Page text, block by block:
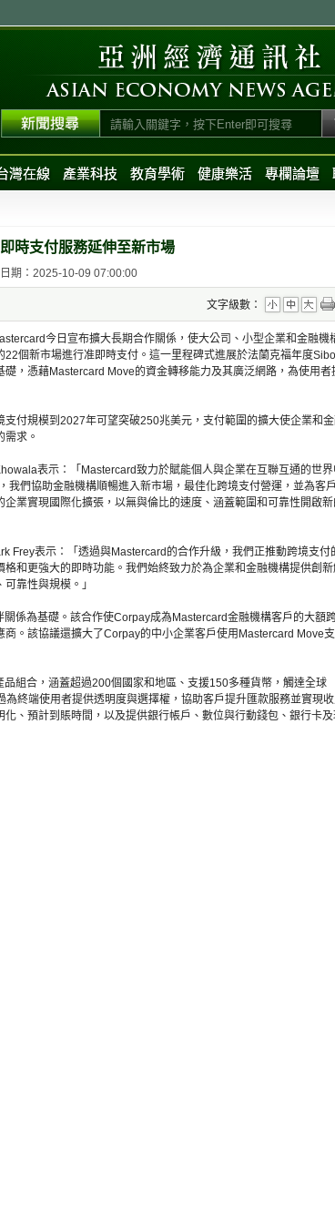
灣在線 產業科技 教育學術 健康樂活 專欄論壇
時支付服務延伸至新市場
期：2025-10-09 07:00:00
文字級數：
今日宣布擴大長期合作關係，使大公司、小型企業和金融機
個新市場進行准即時支付。這一里程碑式進展於法蘭克福年度
，憑藉Mastercard Move的資金轉移能力及其廣泛網路，為使用者
付規模到2027年可望突破250兆美元，支付範圍的擴大使企業和
求。
表示：「Mastercard致力於賦能個人與企業在互聯互通的世界
我們協助金融機構順暢進入新市場，最佳化跨境支付營運，並為客戶
業實現國際化擴張，以無與倫比的速度、涵蓋範圍和可靠性開啟新
Frey表示：「透過與Mastercard的合作升級，我們正推動跨境支付
和更強大的即時功能。我們始終致力於為企業和金融機構提供創新
靠性與規模。」
係為基礎。該合作使Corpay成為Mastercard金融機構客戶的大額
。該協議還擴大了Corpay的中小企業客戶使用Mastercard Move
組合，涵蓋超過200個國家和地區、支援150多種貨幣，觸達全球
終端使用者提供透明度與選擇權，協助客戶提升匯款服務並實現
、預計到賬時間，以及提供銀行帳戶、數位與行動錢包、銀行卡